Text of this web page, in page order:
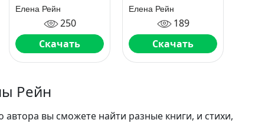
Елена Рейн
250
Скачать
Елена Рейн
189
Скачать
Рейн
вы сможете найти разные книги, и стихи,